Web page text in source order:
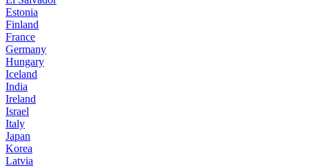
Estonia
Finland
France
Germany
Hungary
Iceland
India
Ireland
Israel
Italy
Japan
Korea
Latvia